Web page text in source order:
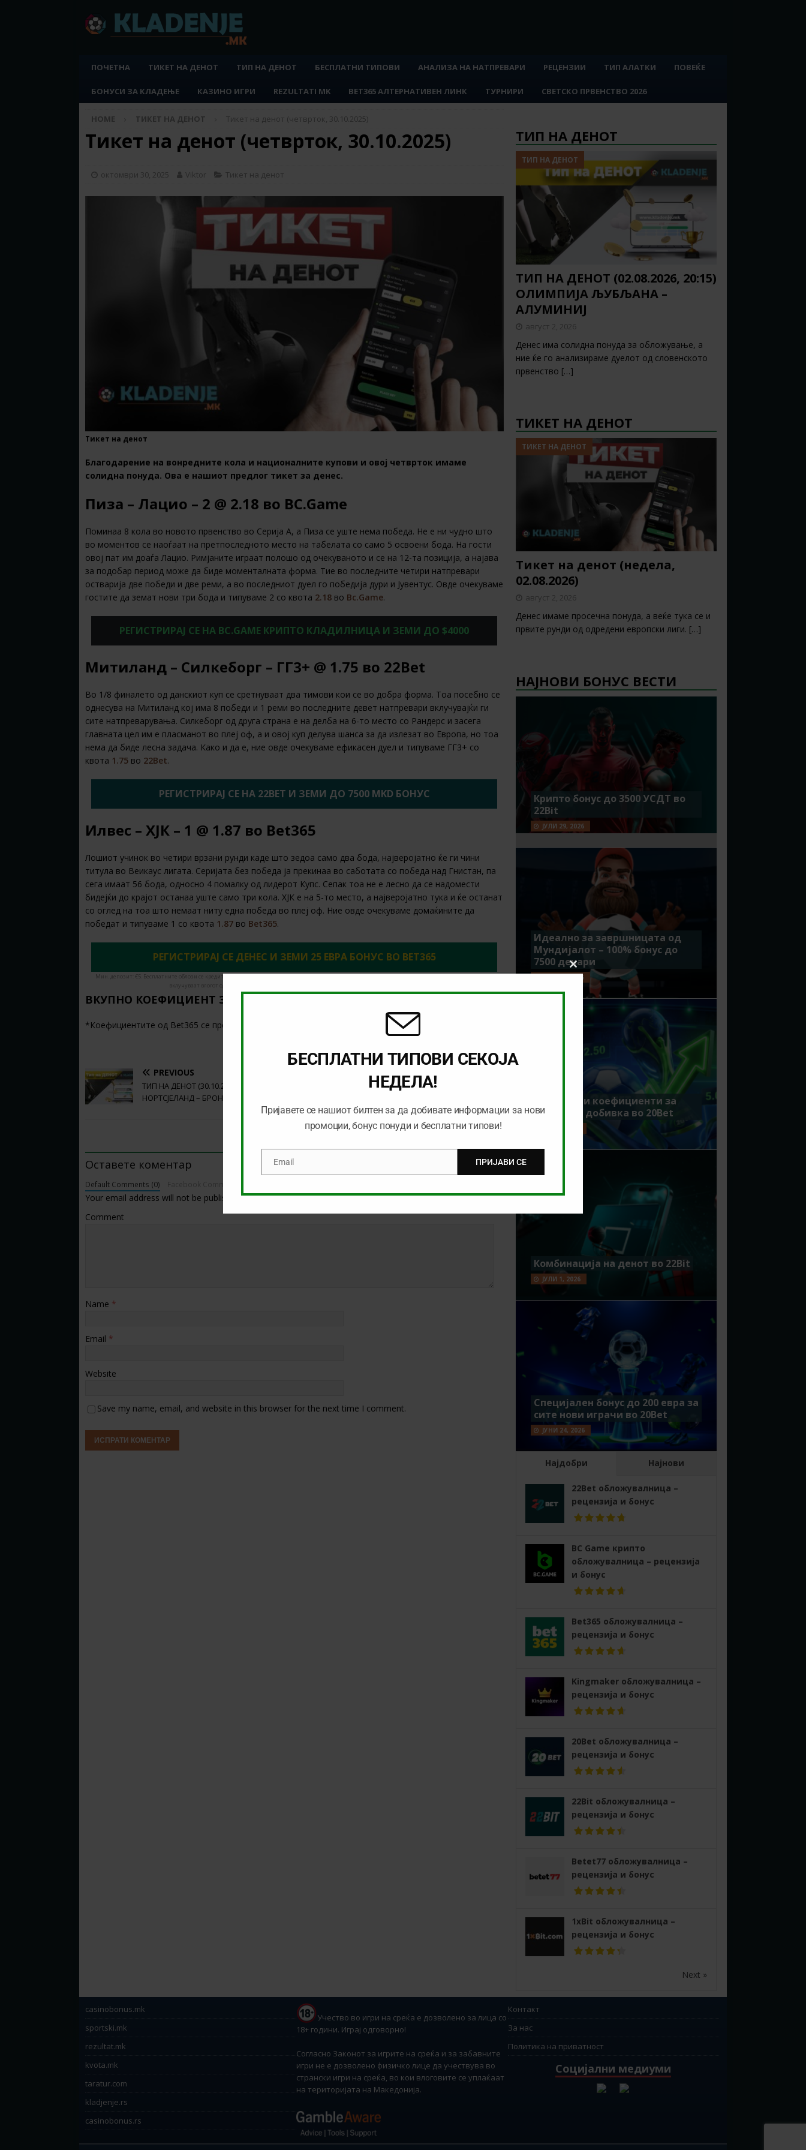
ПОЧЕТНА ТИКЕТ НА ДЕНОТ ТИП НА ДЕНОТ БЕСПЛАТНИ ТИПОВИ АНАЛИЗА НА НАТПРЕВАРИ РЕЦЕНЗИИ ТИП АЛАТКИ ПОВЕЌЕ
БОНУСИ ЗА КЛАДЕЊЕ КАЗИНО ИГРИ REZULTATI MK BET365 АЛТЕРНАТИВЕН ЛИНК ТУРНИРИ СВЕТСКО ПРВЕНСТВО 2026
HOME ТИКЕТ НА ДЕНОТ Тикет на денот (четврток, 30.10.2025)
Тикет на денот (четврток, 30.10.2025)
октомври 30, 2025 Viktor Тикет на денот
Тикет на денот
Благодарение на вонредните кола и националните купови и овој четврток имаме
солидна понуда. Ова е нашиот предлог тикет за денес.
Пиза – Лацио – 2 @ 2.18 во BC.Game
Поминаа 8 кола во новото првенство во Серија А, а Пиза се уште нема победа. Не е ни чудно што
во моментов се наоѓаат на претпоследното место на табелата со само 5 освоени бода. На гости
овој пат им доаѓа Лацио. Римјаните играат полошо од очекуваното и се на 12-та позиција, а најава
за подобар период може да биде моменталната форма. Тие во последните четири натпревари
остварија две победи и две реми, а во последниот дуел го победија дури и Јувентус. Овде очекуваме
гостите да земат нови три бода и типуваме 2 со квота 2.18 во Bc.Game.
РЕГИСТРИРАЈ СЕ НА BC.GAME КРИПТО КЛАДИЛНИЦА И ЗЕМИ ДО $4000
Митиланд – Силкеборг – ГГ3+ @ 1.75 во 22Bet
Во 1/8 финалето од данскиот куп се сретнуваат два тимови кои се во добра форма. Тоа посебно се
однесува на Митиланд кој има 8 победи и 1 реми во последните девет натпревари вклучувајќи ги
сите натпреварувања. Силкеборг од друга страна е на делба на 6-то место со Рандерс и засега
главната цел им е пласманот во плеј оф, а и овој куп делува шанса за да излезат во Европа, но тоа
нема да биде лесна задача. Како и да е, ние овде очекуваме ефикасен дуел и типуваме ГГ3+ со
квота 1.75 во 22Bet.
РЕГИСТРИРАЈ СЕ НА 22BET И ЗЕМИ ДО 7500 MKD БОНУС
Илвес – ХЈК – 1 @ 1.87 во Bet365
Лошиот учинок во четири врзани рунди каде што зедоа само два бода, најверојатно ќе ги чини
титула во Веикаус лигата. Серијата без победа ја прекинаа во саботата со победа над Гнистан, па
сега имаат 56 бода, односно 4 помалку од лидерот Купс. Сепак тоа не е лесно да се надомести
бидејќи до крајот останаа уште само три кола. ХЈК е на 5-то место, а најверојатно тука и ќе останат
со оглед на тоа што немаат ниту една победа во плеј оф. Ние овде очекуваме домаќините да
победат и типуваме 1 со квота 1.87 во Bet365.
РЕГИСТРИРАЈ СЕ ДЕНЕС И ЗЕМИ 25 ЕВРА БОНУС ВО BET365
Мин. депозит: €5. Бесплатните облози се кредити за обложување. Потребна е регистрација. Има лимити за квоти, облози и плаќање. Добивките не го
вклучуваат влогот од кредити. Има временски лимити и правила. | 18+ | gambleaware.org #Ad
ВКУПНО КОЕФИЦИЕНТ ЗА ОВОЈ ТИКЕТ ВО
*Коефициентите од Bet365 се преземени на 30.10.2025 во 08:30 часот*
PREVIOUS
ТИП НА ДЕНОТ (30.10.2025, 20:45)
НОРТСЈЕЛАНД – БРОНБИ
Тикет на денот е-Спорт (30.10.2025)
Оставете коментар
Default Comments (0)
Your email address will not be published.
Comment
Name *
Email *
Website
Save my name, email, and website in this browser for the next time I comment.
ТИП НА ДЕНОТ
ТИП НА ДЕНОТ
ТИП НА ДЕНОТ (02.08.2026, 20:15)
ОЛИМПИЈА ЉУБЉАНА –
АЛУМИНИЈ
август 2, 2026
Денес има солидна понуда за обложување, а
ние ќе го анализираме дуелот од словенското
првенство […]
ТИКЕТ НА ДЕНОТ
ТИКЕТ НА ДЕНОТ
Тикет на денот (недела,
02.08.2026)
август 2, 2026
Денес имаме просечна понуда, а веќе тука се и
првите рунди од одредени европски лиги. […]
НАЈНОВИ БОНУС ВЕСТИ
Крипто бонус до 3500 УСДТ во
22Bit
ЈУЛИ 29, 2026
Идеално за завршницата од
Мундијалот – 100% бонус до
7500 денари
ЈУЛИ 15, 2026
Зголемени коефициенти за
поголема добивка во 20Bet
Комбинација на денот во 22Bit
ЈУЛИ 1, 2026
Специјален бонус до 200 евра за
сите нови играчи во 20Bet
ЈУНИ 24, 2026
Најдобри Најнови
22Bet обложувалница –
рецензија и бонус
BC Game крипто
обложувалница – рецензија
и бонус
Bet365 обложувалница –
рецензија и бонус
Kingmaker обложувалница –
рецензија и бонус
20Bet обложувалница –
рецензија и бонус
22Bit обложувалница –
рецензија и бонус
Betet77 обложувалница –
рецензија и бонус
1xBit обложувалница –
рецензија и бонус
Next »
casinobonus.mk
sportski.mk
rezultat.mk
kvota.mk
taratur.com
kladjenje.rs
casinobonus.rs
Учество во игри на среќа е дозволено за лица со
18+ години. Играј одговорно!
Согласно Законот за игрите на среќа и за забавните
игри не е дозволено физичко лице да учествува во
странски игри на среќа, во кои влоговите се уплаќаат
на територијата на Македонија.
Контакт
За нас
Политика на приватност
Социјални медиуми
Close
this
БЕСПЛАТНИ ТИПОВИ СЕКОЈА
НЕДЕЛА!
Пријавете се нашиот билтен за да добивате информации за нови
промоции, бонус понуди и бесплатни типови!
EmailEmail ПРИЈАВИ СЕ